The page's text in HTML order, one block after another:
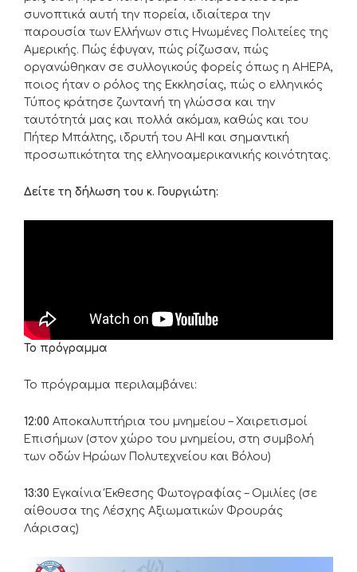
συνοπτικά αυτή την πορεία, ιδιαίτερα την
παρουσία των Ελλήνων στις Ηνωμένες Πολιτείες της
Αμερικής. Πώς έφυγαν, πώς ρίζωσαν, πώς
οργανώθηκαν σε συλλογικούς φορείς όπως η AHEPA,
ποιος ήταν ο ρόλος της Εκκλησίας, πώς ο ελληνικός
Τύπος κράτησε ζωντανή τη γλώσσα και την
ταυτότητά μας και πολλά ακόμα», καθώς και του
Πήτερ Μπάλτης, ιδρυτή του AHI και σημαντική
προσωπικότητα της ελληνοαμερικανικής κοινότητας.
Δείτε τη δήλωση του κ. Γουργιώτη:
Το πρόγραμμα
Το πρόγραμμα περιλαμβάνει:
12:00 Αποκαλυπτήρια του μνημείου – Χαιρετισμοί
Επισήμων (στον χώρο του μνημείου, στη συμβολή
των οδών Ηρώων Πολυτεχνείου και Βόλου)
13:30 Εγκαίνια Έκθεσης Φωτογραφίας – Ομιλίες (σε
αίθουσα της Λέσχης Αξιωματικών Φρουράς
Λάρισας)